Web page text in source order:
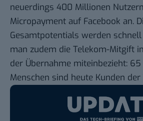
neuerdings 400 Millionen
Micropayment auf Facebook an.
Gesamtpotentials werden
man zudem die Telekom-Mitgift
der Übernahme miteinbezieht:
Menschen sind heute Kunden der